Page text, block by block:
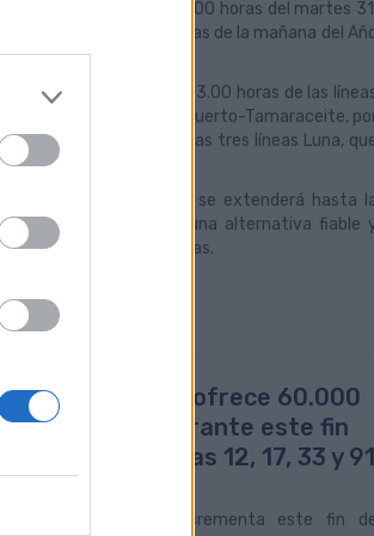
en marcha a las 20.00 horas del martes
a primeras horas de la mañana del
las 20.00 hasta las 03.00 horas de las
por Ciudad Alta), 47 (Puerto-Tamaraceite,
nocturnos de las tres líneas Luna,
de paso.
Municipales, que se extenderá hasta
que trata de ofrecer una alternativa fiable
estas jornadas festivas.
Municipales ofrece 60.000
adicionales durante este fin
en las líneas 12, 17, 33 y 91
Municipales (GM) incrementa este fin